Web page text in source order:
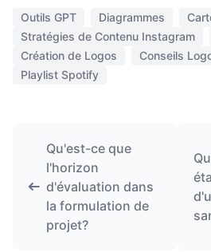
Outils GPT Diagrammes
Stratégies de Contenu Instagram
Création de Logos
Conseils
Playlist Spotify
Qu'est-ce que
l'horizon
d'évaluation dans
la formulation de
projet?